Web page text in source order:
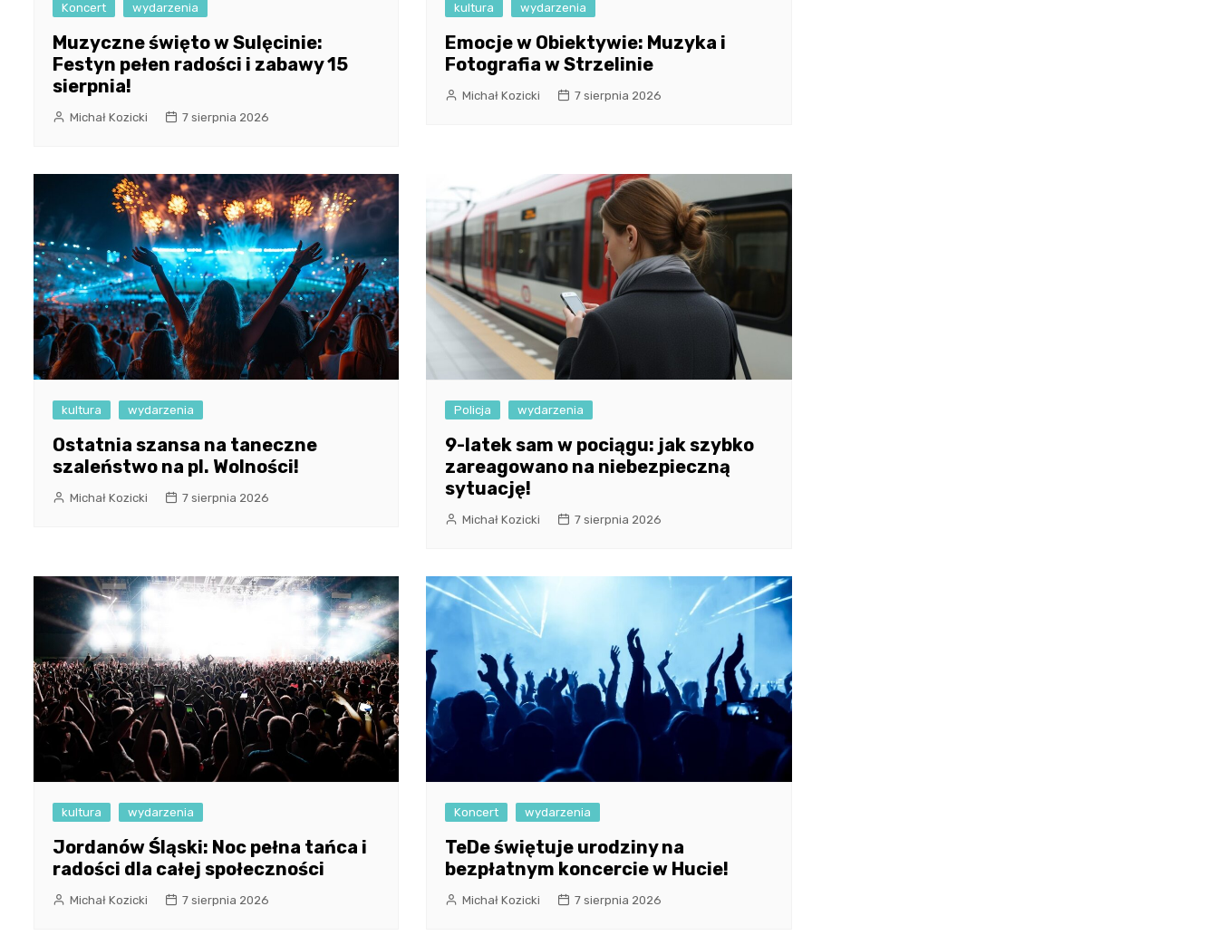
Koncert wydarzenia
Muzyczne święto w Sulęcinie:
Festyn pełen radości i zabawy 15
sierpnia!
Michał Kozicki 7 sierpnia 2026
kultura wydarzenia
Emocje w Obiektywie: Muzyka i
Fotografia w Strzelinie
Michał Kozicki 7 sierpnia 2026
kultura wydarzenia
Ostatnia szansa na taneczne
szaleństwo na pl. Wolności!
Michał Kozicki 7 sierpnia 2026
Policja wydarzenia
9-latek sam w pociągu: jak szybko
zareagowano na niebezpieczną
sytuację!
Michał Kozicki 7 sierpnia 2026
kultura wydarzenia
Jordanów Śląski: Noc pełna tańca i
radości dla całej społeczności
Michał Kozicki 7 sierpnia 2026
Koncert wydarzenia
TeDe świętuje urodziny na
bezpłatnym koncercie w Hucie!
Michał Kozicki 7 sierpnia 2026